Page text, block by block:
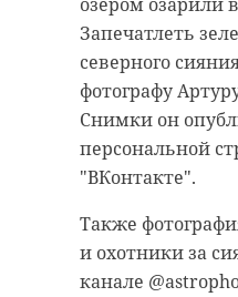
Запечатлеть
северного
фотографу
Снимки он
персональной
"ВКонтакте".
Также
и охотники за
канале